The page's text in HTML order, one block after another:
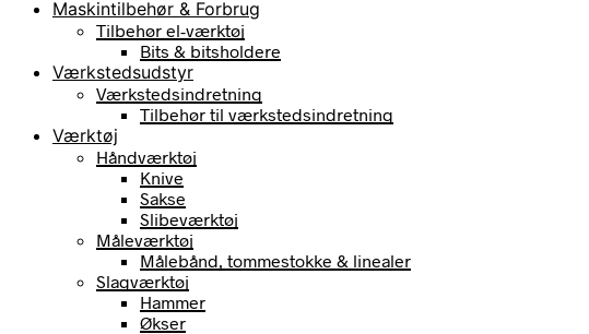
Maskintilbehør & Forbrug
Tilbehør el-værktøj
Bits & bitsholdere
Værkstedsudstyr
Værkstedsindretning
Tilbehør til værkstedsindretning
Værktøj
Håndværktøj
Knive
Sakse
Slibeværktøj
Måleværktøj
Målebånd, tommestokke & linealer
Slagværktøj
Hammer
Økser